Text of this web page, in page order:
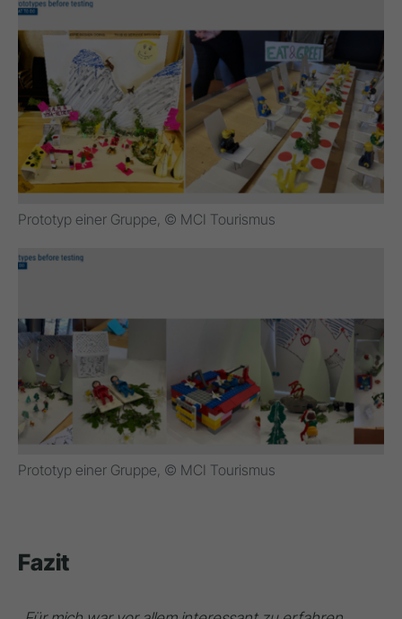
Prototyp einer Gruppe, © MCI Tourismus
Prototyp einer Gruppe, © MCI Tourismus
Fazit